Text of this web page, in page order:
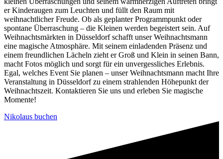
er Kinderaugen zum Leuchten und füllt den Raum mit
weihnachtlicher Freude. Ob als geplanter Programmpunkt oder
spontane Überraschung – die Kleinen werden begeistert sein. Auf
Weihnachtsmärkten in Düsseldorf schafft unser Weihnachtsmann
eine magische Atmosphäre. Mit seinem einladenden Präsenz und
einem freundlichen Lächeln zieht er Groß und Klein in seinen Bann,
macht Fotos möglich und sorgt für ein unvergessliches Erlebnis.
Egal, welches Event Sie planen – unser Weihnachtsmann macht Ihre
Veranstaltung in Düsseldorf zu einem strahlenden Höhepunkt der
Weihnachtszeit. Kontaktieren Sie uns und erleben Sie magische
Momente!
Nikolaus buchen